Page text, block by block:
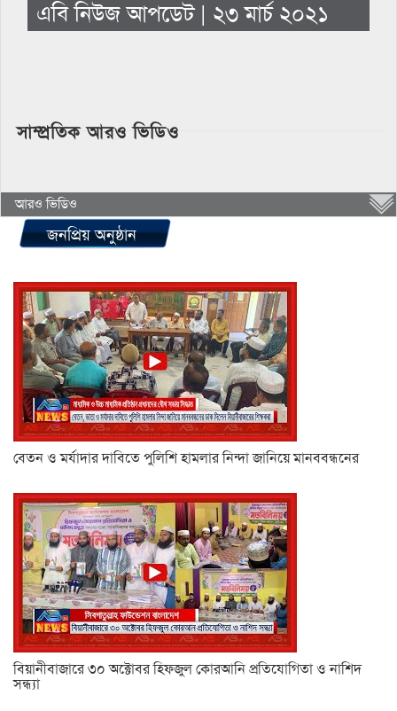
এবি নিউজ আপডেট | ২৩ মার্চ ২০২১
সাম্প্রতিক আরও ভিডিও
আরও ভিডিও
জনপ্রিয় অনুষ্ঠান
বেতন ও মর্যাদার দাবিতে পুলিশি হামলার নিন্দা জানিয়ে মানববন্ধনের
বিয়ানীবাজারে ৩০ অক্টোবর হিফজুল কোরআনি প্রতিযোগিতা ও নাশিদ
সন্ধ্যা